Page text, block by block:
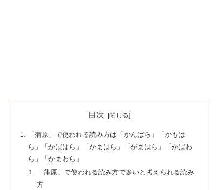
目次
「蒲原」で使われる読み方は「かんばら」「かもは
ら」「かばはら」「かまはら」「がまはら」「かばわ
ら」「かまわら」
「蒲原」で使われる読み方で多いと考えられる読み
方